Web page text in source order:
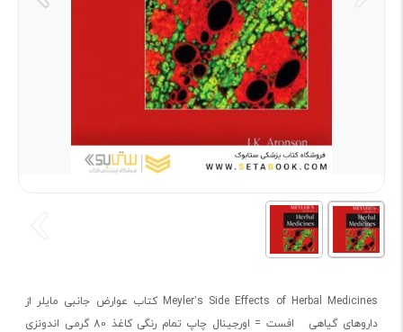
Meyler’s Side Effects of Herbal Medicines کتاب عوارض جانبی مایلر از
داروهای گیاهی افست = اورجینال چاپ تمام رنگی کاغذ 80 گرمی اندونزی